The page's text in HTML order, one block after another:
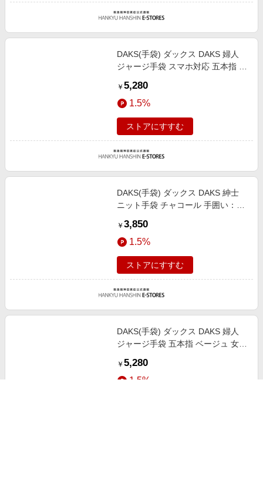
DAKS(手袋) ダックス DAKS 婦人
ジャージ手袋 スマホ対応 五本指 グ
サイズ）総丈：25cm/M
￥ 5,280
1.5%
ストアにすすむ
DAKS(手袋) ダックス DAKS 紳士
ニット手袋 チャコール 手囲い：フ
23cm/FREE
￥ 3,850
1.5%
ストアにすすむ
DAKS(手袋) ダックス DAKS 婦人
ジャージ手袋 五本指 ベージュ 女性
￥ 5,280
1.5%